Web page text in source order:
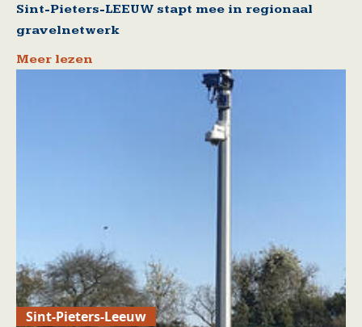
Sint-Pieters-LEEUW stapt mee in regionaal
gravelnetwerk
Meer lezen
Sint-Pieters-Leeuw